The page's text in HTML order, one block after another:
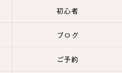
初心者
ブログ
ご予約